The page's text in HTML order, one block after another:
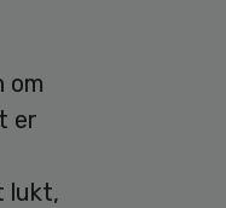
om
er
lukt,